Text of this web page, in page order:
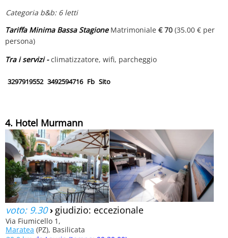
Categoria b&b: 6 letti
Tariffa Minima Bassa StagioneMatrimoniale € 70 (35.00 € per
persona)
Tra i servizi -climatizzatore, wifi, parcheggio
3297919552 3492594716 Fb Sito
4. Hotel Murmann
voto: 9.30› giudizio: eccezionale
Via Fiumicello 1,
Maratea (PZ), Basilicata